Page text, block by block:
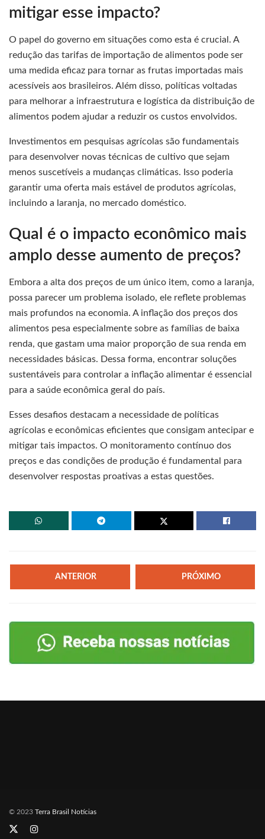
mitigar esse impacto?
O papel do governo em situações como esta é crucial. A
redução das tarifas de importação de alimentos pode ser
uma medida eficaz para tornar as frutas importadas mais
acessíveis aos brasileiros. Além disso, políticas voltadas
para melhorar a infraestrutura e logística da distribuição de
alimentos podem ajudar a reduzir os custos envolvidos.
Investimentos em pesquisas agrícolas são fundamentais
para desenvolver novas técnicas de cultivo que sejam
menos suscetíveis a mudanças climáticas. Isso poderia
garantir uma oferta mais estável de produtos agrícolas,
incluindo a laranja, no mercado doméstico.
Qual é o impacto econômico mais
amplo desse aumento de preços?
Embora a alta dos preços de um único item, como a laranja,
possa parecer um problema isolado, ele reflete problemas
mais profundos na economia. A inflação dos preços dos
alimentos pesa especialmente sobre as famílias de baixa
renda, que gastam uma maior proporção de sua renda em
necessidades básicas. Dessa forma, encontrar soluções
sustentáveis para controlar a inflação alimentar é essencial
para a saúde econômica geral do país.
Esses desafios destacam a necessidade de políticas
agrícolas e econômicas eficientes que consigam antecipar e
mitigar tais impactos. O monitoramento contínuo dos
preços e das condições de produção é fundamental para
desenvolver respostas proativas a estas questões.
ANTERIOR PRÓXIMO
© 2023 Terra Brasil Notícias